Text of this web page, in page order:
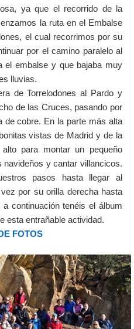
ya que el recorrido de la
la ruta en el Embalse
el cual recorrimos por su
por el camino paralelo al
el embalse y que bajaba muy
lluvias.
de Torrelodones al Pardo y
de las Cruces, pasando por
de cobre. En la parte más alta
vistas de Madrid y de la
para montar un pequeño
navideños y cantar villancicos.
pasos hasta llegar al
por su orilla derecha hasta
continuación tenéis el álbum
esta entrañable actividad.
FOTOS